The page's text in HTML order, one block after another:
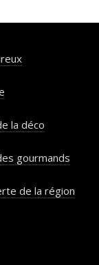
la déco
gourmands
de la région